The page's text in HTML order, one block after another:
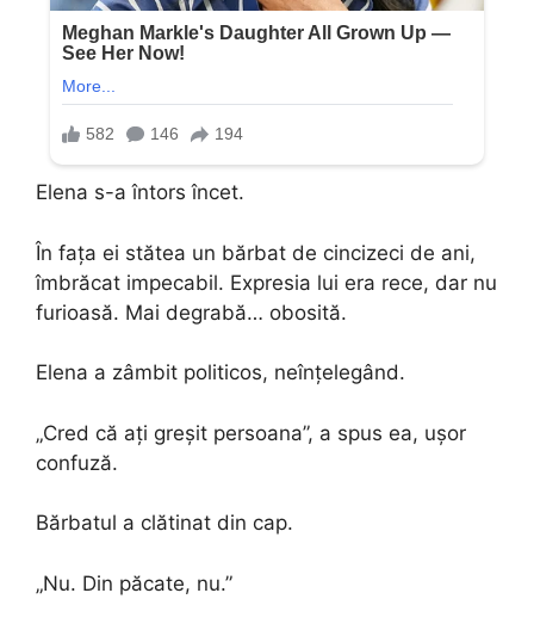
Elena s-a întors încet.
În fața ei stătea un bărbat de cincizeci de ani,
îmbrăcat impecabil. Expresia lui era rece, dar nu
furioasă. Mai degrabă… obosită.
Elena a zâmbit politicos, neînțelegând.
„Cred că ați greșit persoana”, a spus ea, ușor
confuză.
Bărbatul a clătinat din cap.
„Nu. Din păcate, nu.”